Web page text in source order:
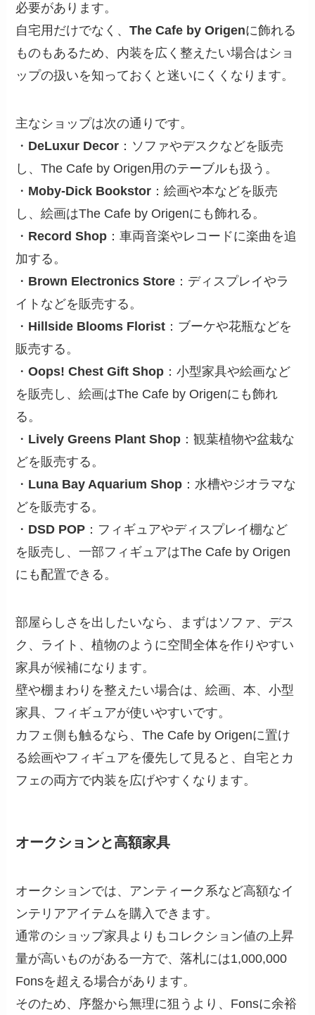
必要があります。
自宅用だけでなく、The Cafe by Origenに飾れる
ものもあるため、内装を広く整えたい場合はショ
ップの扱いを知っておくと迷いにくくなります。
主なショップは次の通りです。
・ DeLuxur Decor ：ソファやデスクなどを販売
し、The Cafe by Origen用のテーブルも扱う。
・ Moby-Dick Bookstor ：絵画や本などを販売
し、絵画はThe Cafe by Origenにも飾れる。
・ Record Shop ：車両音楽やレコードに楽曲を追
加する。
・ Brown Electronics Store ：ディスプレイやラ
イトなどを販売する。
・ Hillside Blooms Florist ：ブーケや花瓶などを
販売する。
・Oops! Chest Gift Shop ：小型家具や絵画など
を販売し、絵画はThe Cafe by Origenにも飾れ
る。
・ Lively Greens Plant Shop ：観葉植物や盆栽な
どを販売する。
・ Luna Bay Aquarium Shop ：水槽やジオラマな
どを販売する。
・ DSD POP ：フィギュアやディスプレイ棚など
を販売し、一部フィギュアはThe Cafe by Origen
にも配置できる。
部屋らしさを出したいなら、まずはソファ、デス
ク、ライト、植物のように空間全体を作りやすい
家具が候補になります。
壁や棚まわりを整えたい場合は、絵画、本、小型
家具、フィギュアが使いやすいです。
カフェ側も触るなら、The Cafe by Origenに置け
る絵画やフィギュアを優先して見ると、自宅とカ
フェの両方で内装を広げやすくなります。
オークションと高額家具
オークションでは、アンティーク系など高額なイ
ンテリアアイテムを購入できます。
通常のショップ家具よりもコレクション値の上昇
量が高いものがある一方で、落札には1,000,000
Fonsを超える場合があります。
そのため、序盤から無理に狙うより、Fonsに余裕